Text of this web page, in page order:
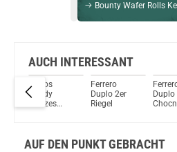
Bounty Wafer Rolls Kekse
Coca Cola Orange Cream 355ml
Du willst Kröten sparen?
Schau mal hier!
Teslacigs Q 2,0ml 900mAh Pod
AUCH INTERESSANT
Chaos
Candy
Freezes
Ferrero
Duplo 2er
Riegel
Duplo
AUF DEN PUNKT GEBRACHT